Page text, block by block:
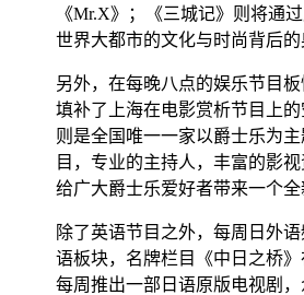
《Mr.X》；《三城记》则将通
世界大都市的文化与时尚背后的
另外，在每晚八点的娱乐节目板
填补了上海在电影赏析节目上的
则是全国唯一一家以爵士乐为
目，专业的主持人，丰富的影视
给广大爵士乐爱好者带来一个全
除了英语节目之外，每周日外
语板块，名牌栏目《中日之桥
每周推出一部日语原版电视剧